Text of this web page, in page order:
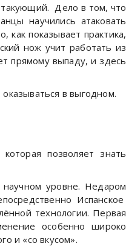
Дело в том, что
научились атаковать
показывает практика,
нож учит работать из
прямому выпаду, и здесь
в выгодном.
позволяет знать
уровне. Недаром
Испанское
технологии. Первая
особенно широко
и «со вкусом».